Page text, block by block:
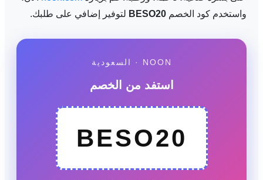
واستخدم كود الخصم BESO20 لتوفير إضافي على طلبك.
NOON · السعودية
استفد من الخصم
BESO20